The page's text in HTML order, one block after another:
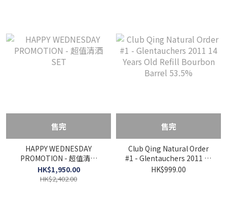
售完
HAPPY WEDNESDAY
PROMOTION - 超值清酒
SET
HK$1,950.00
HK$2,402.00
售完
Club Qing Natural Order
#1 - Glentauchers 2011 14
Years Old Refill Bourbon
HK$999.00